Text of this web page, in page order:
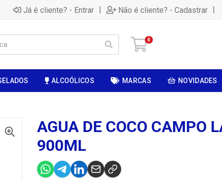
Já é cliente? - Entrar | Não é cliente? - Cadastrar |
0
ALCOÓLICOS MARCAS NOVIDADES
AGUA DE COCO CAMPO
900ML